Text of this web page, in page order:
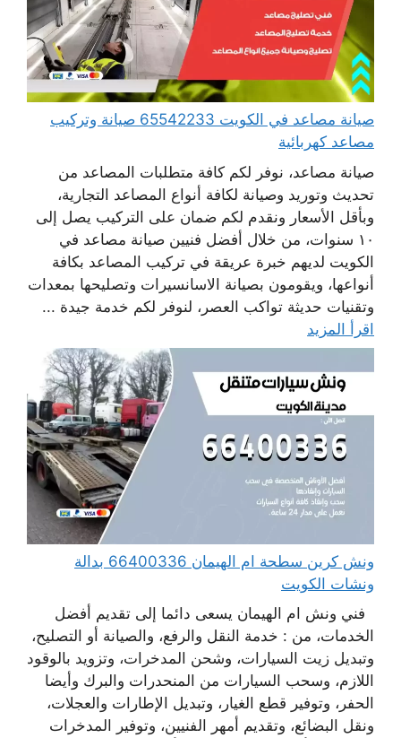
صيانة مصاعد في الكويت 65542233 صيانة وتركيب
مصاعد كهربائية
صيانة مصاعد، نوفر لكم كافة متطلبات المصاعد من
تحديث وتوريد وصيانة لكافة أنواع المصاعد التجارية،
وبأقل الأسعار ونقدم لكم ضمان على التركيب يصل إلى
١٠ سنوات، من خلال أفضل فنيين صيانة مصاعد في
الكويت لديهم خبرة عريقة في تركيب المصاعد بكافة
أنواعها، ويقومون بصيانة الاسانسيرات وتصليحها بمعدات
وتقنيات حديثة تواكب العصر، لنوفر لكم خدمة جيدة ...
اقرأ المزيد
ونش كرين سطحة ام الهيمان 66400336 بدالة
ونشات الكويت
فني ونش ام الهيمان يسعى دائما إلى تقديم أفضل
الخدمات، من : خدمة النقل والرفع، والصيانة أو التصليح،
وتبديل زيت السيارات، وشحن المدخرات، وتزويد بالوقود
اللازم، وسحب السيارات من المنحدرات والبرك وأيضا
الحفر، وتوفير قطع الغيار، وتبديل الإطارات والعجلات،
ونقل البضائع، وتقديم أمهر الفنيين، وتوفير المدخرات